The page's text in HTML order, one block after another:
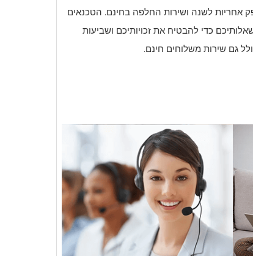
אחריות לשנה ושירות החלפה בחינם. הטכנאים
כדי להבטיח את זכויותיכם ושביעות
גם שירות משלוחים חינם.